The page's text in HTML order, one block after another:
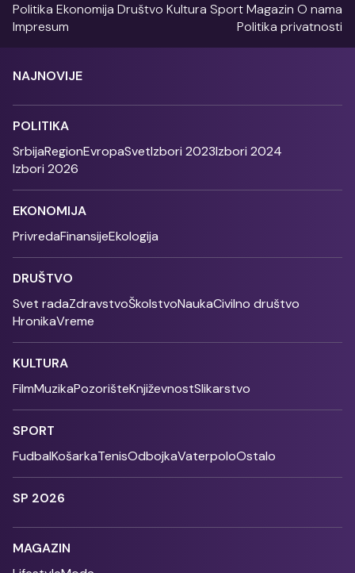
Politika Ekonomija Društvo Kultura SportMagazin O nama
Impresum
Politika privatnosti
NAJNOVIJE
POLITIKA
SrbijaRegionEvropaSvetIzbori 2023Izbori 2024
Izbori 2026
EKONOMIJA
PrivredaFinansijeEkologija
DRUŠTVO
Svet radaZdravstvoŠkolstvoNaukaCivilno društvo
HronikaVreme
KULTURA
FilmMuzikaPozorišteKnjiževnostSlikarstvo
SPORT
FudbalKošarkaTenisOdbojkaVaterpoloOstalo
SP 2026
MAGAZIN